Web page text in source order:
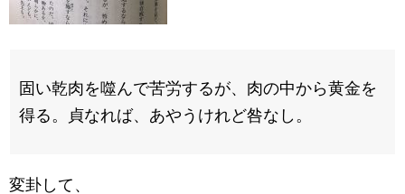
固い乾肉を噬んで苦労するが、肉の中から黄金を
得る。貞なれば、あやうけれど咎なし。
変卦して、